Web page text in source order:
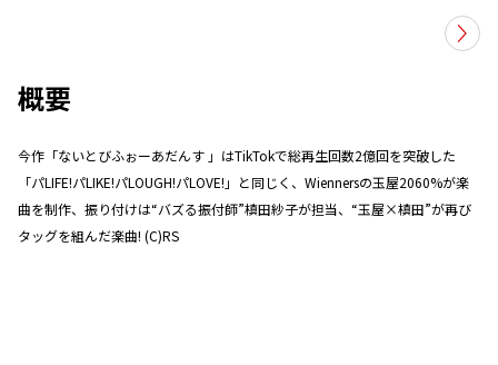
概要
今作「ないとびふぉーあだんす 」はTikTokで総再生回数2億回を突破した
「パLIFE!パLIKE!パLOUGH!パLOVE!」と同じく、Wiennersの玉屋2060%が楽
曲を制作、振り付けは“バズる振付師”槙田紗子が担当、“玉屋×槙田”が再び
タッグを組んだ楽曲! (C)RS